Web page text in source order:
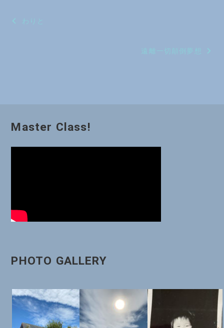
投
わりと
遠離一切顛倒夢想
Master Class!
PHOTO GALLERY